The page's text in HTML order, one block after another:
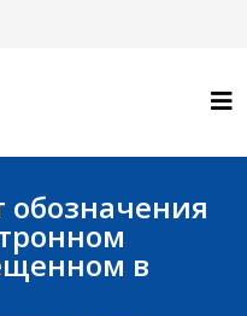
обозначения
в